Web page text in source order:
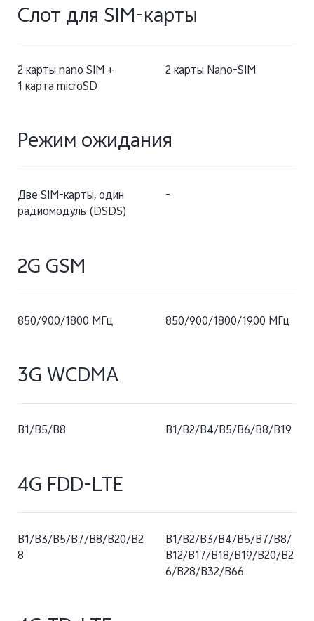
Слот для SIM-карты
2 карты nano SIM +
1 карта microSD
2 карты Nano-SIM
Режим ожидания
Две SIM-карты, один
радиомодуль (DSDS)
-
2G GSM
850/900/1800 МГц 850/900/1800/1900 МГц
3G WCDMA
В1/В5/В8 B1/B2/B4/B5/B6/B8/B19
4G FDD-LTE
B1/B3/B5/B7/B8/B20/B2
8
B1/B2/B3/B4/B5/B7/B8/
B12/B17/B18/B19/B20/B2
6/B28/B32/B66